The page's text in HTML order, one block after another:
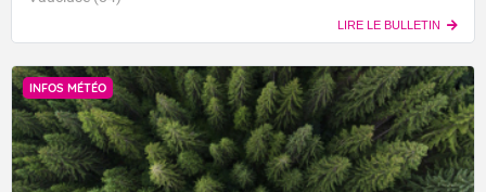
LIRE LE BULLETIN
INFOS MÉTÉO